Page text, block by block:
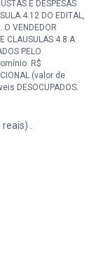
E DESPESAS
4.12 DO EDITAL,
O VENDEDOR
CLAUSULAS 4.8 A
PELO
R$
(valor de
DESOCUPADOS,
.